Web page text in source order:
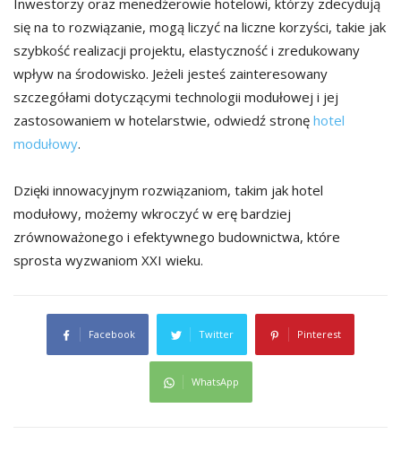
się na to rozwiązanie, mogą liczyć na liczne korzyści, takie jak
szybkość realizacji projektu, elastyczność i zredukowany
wpływ na środowisko. Jeżeli jesteś zainteresowany
szczegółami dotyczącymi technologii modułowej i jej
zastosowaniem w hotelarstwie, odwiedź stronę hotel
modułowy.
Dzięki innowacyjnym rozwiązaniom, takim jak hotel
modułowy, możemy wkroczyć w erę bardziej
zrównoważonego i efektywnego budownictwa, które
sprosta wyzwaniom XXI wieku.
Facebook Twitter Pinterest
WhatsApp